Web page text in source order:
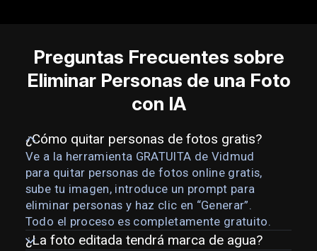
Preguntas Frecuentes sobre
Eliminar Personas de una Foto
con IA
¿Cómo quitar personas de fotos gratis?
Ve a la herramienta GRATUITA de Vidmud
para quitar personas de fotos online gratis,
sube tu imagen, introduce un prompt para
eliminar personas y haz clic en “Generar”.
Todo el proceso es completamente gratuito.
¿La foto editada tendrá marca de agua?